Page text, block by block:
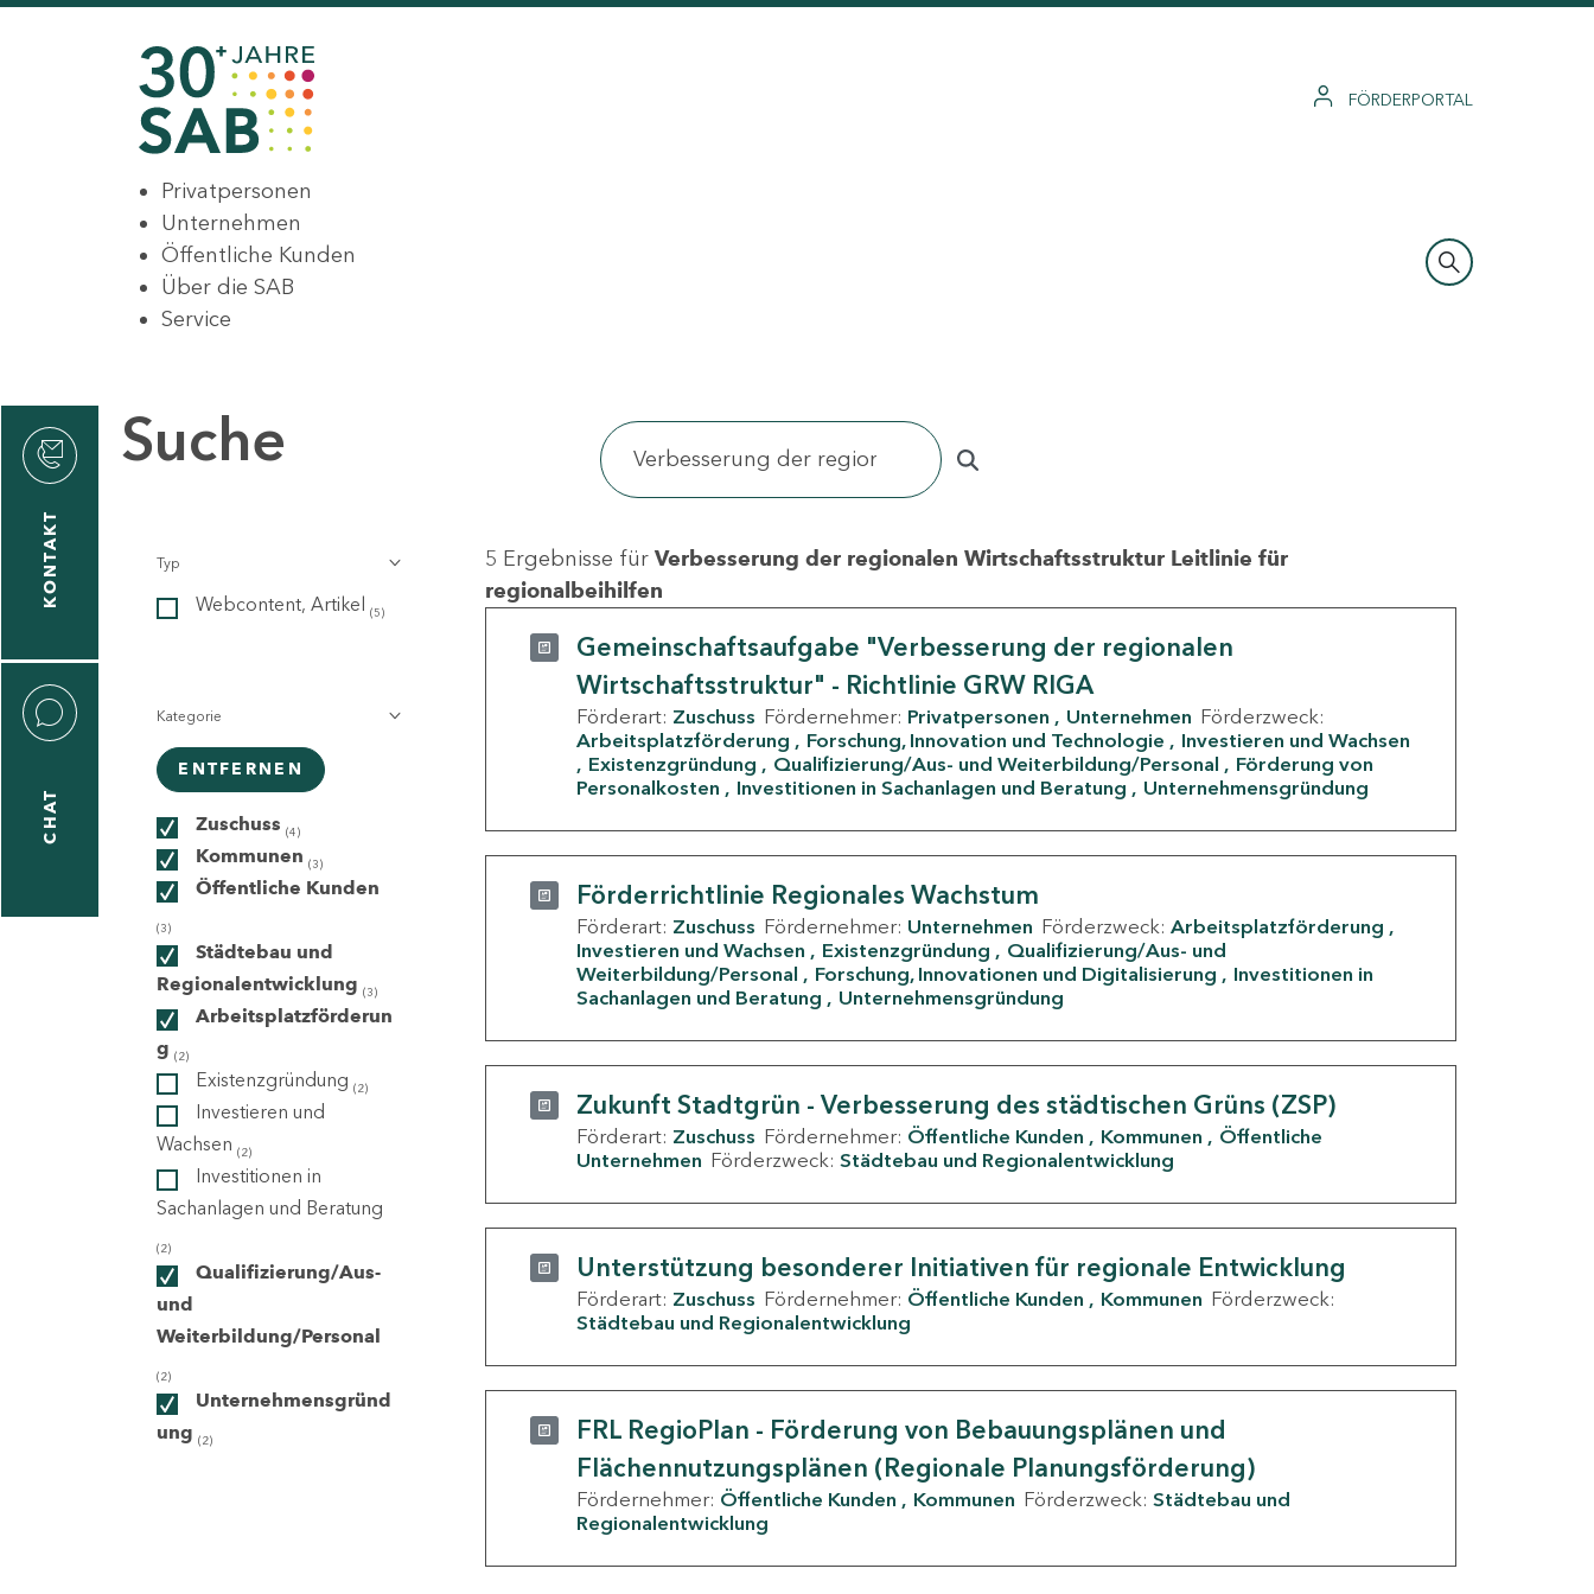
FÖRDERPORTAL
Privatpersonen
Unternehmen
Öffentliche Kunden
Über die SAB
Service
KONTAKT
CHAT
Suche
Typ
Webcontent, Artikel (5)
Kategorie
ENTFERNEN
Zuschuss (4)
Kommunen (3)
Öffentliche Kunden
(3)
Städtebau und
Regionalentwicklung (3)
Arbeitsplatzförderun
g (2)
Existenzgründung (2)
Investieren und
Wachsen (2)
Investitionen in
Sachanlagen und Beratung
(2)
Qualifizierung/Aus-
und
Weiterbildung/Personal
(2)
Unternehmensgründ
ung (2)
5 Ergebnisse für Verbesserung der regionalen Wirtschaftsstruktur Leitlinie für
regionalbeihilfen
Gemeinschaftsaufgabe "Verbesserung der regionalen
Wirtschaftsstruktur" - Richtlinie GRW RIGA
Förderart: Zuschuss Fördernehmer: Privatpersonen Unternehmen Förderzweck:
Arbeitsplatzförderung
Forschung, Innovation und Technologie
Investieren und Wachsen
Existenzgründung
Qualifizierung/Aus- und Weiterbildung/Personal
Förderung von
Personalkosten
Investitionen in Sachanlagen und Beratung Unternehmensgründung
Förderrichtlinie Regionales Wachstum
Förderart: Zuschuss Fördernehmer: Unternehmen Förderzweck: Arbeitsplatzförderung
Investieren und Wachsen
Existenzgründung
Qualifizierung/Aus- und
Weiterbildung/Personal
Forschung, Innovationen und Digitalisierung
Investitionen in
Sachanlagen und Beratung
Unternehmensgründung
Zukunft Stadtgrün - Verbesserung des städtischen Grüns (ZSP)
Förderart: Zuschuss Fördernehmer: Öffentliche Kunden Kommunen
Öffentliche
Unternehmen Förderzweck: Städtebau und Regionalentwicklung
Unterstützung besonderer Initiativen für regionale Entwicklung
Förderart: Zuschuss Fördernehmer: Öffentliche Kunden Kommunen Förderzweck:
Städtebau und Regionalentwicklung
FRL RegioPlan - Förderung von Bebauungsplänen und
Flächennutzungsplänen (Regionale Planungsförderung)
Fördernehmer: Öffentliche Kunden Kommunen Förderzweck: Städtebau und
Regionalentwicklung